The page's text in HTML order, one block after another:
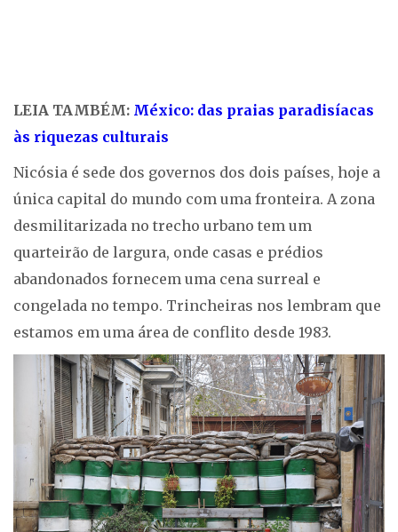
LEIA TAMBÉM: México: das praias paradisíacas
às riquezas culturais
Nicósia é sede dos governos dos dois países, hoje a
única capital do mundo com uma fronteira. A zona
desmilitarizada no trecho urbano tem um
quarteirão de largura, onde casas e prédios
abandonados fornecem uma cena surreal e
congelada no tempo. Trincheiras nos lembram que
estamos em uma área de conflito desde 1983.